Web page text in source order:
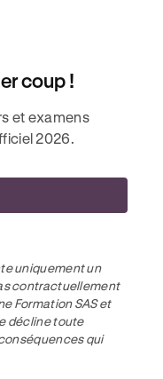
coup !
et examens
2026.
uniquement un
contractuellement
Formation SAS et
décline toute
qui